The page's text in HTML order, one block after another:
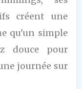
créent une
qu'un simple
douce pour
journée sur